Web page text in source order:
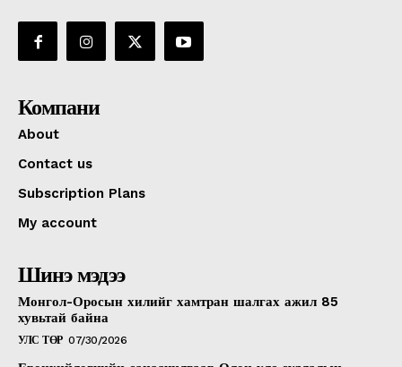
Компани
About
Contact us
Subscription Plans
My account
Шинэ мэдээ
Монгол-Оросын хилийг хамтран шалгах ажил 85
хувьтай байна
УЛС ТӨР 07/30/2026